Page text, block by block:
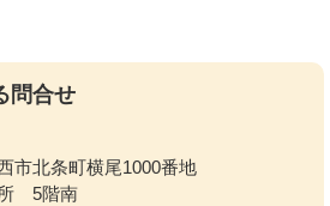
問合せ
市北条町横尾1000番地
5階南